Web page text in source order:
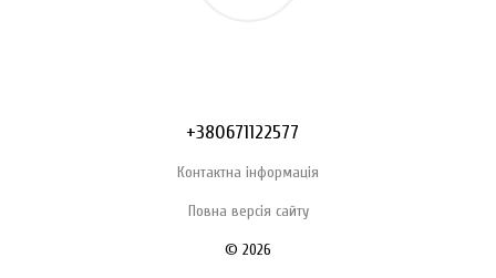
+380671122577
Контактна інформація
Повна версія сайту
© 2026